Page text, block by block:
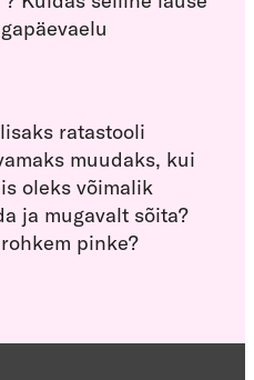
ratastooli
muudaks, kui
oleks võimalik
ja mugavalt sõita?
pinke?